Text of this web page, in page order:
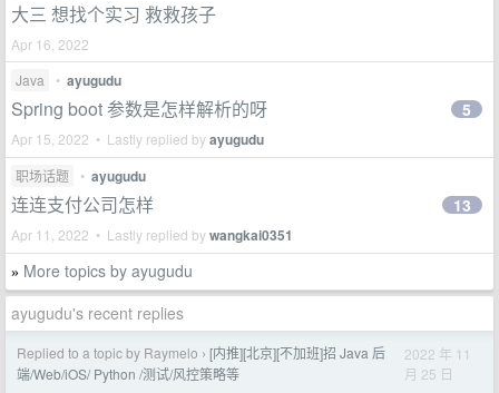
大三 想找个实习 救救孩子
Apr 16, 2022
Java
• ayugudu
Spring boot 参数是怎样解析的呀
Apr 15, 2022 • Lastly replied byayugudu
5
职场话题 • ayugudu
连连支付公司怎样
Apr 11, 2022 • Lastly replied bywangkai0351
13
» More topics by ayugudu
ayugudu's recent replies
Replied to a topic by Raymelo › [内推][北京][不加班]招 Java 后
端/Web/iOS/ Python /测试/风控策略等
2022 年 11
月 25 日